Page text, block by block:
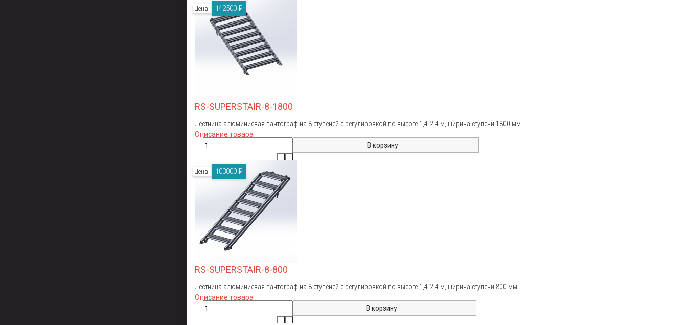
RS-SUPERSTAIR-8-1800
Лестница алюминиевая пантограф на 8 ступеней с регулировкой по высоте 1,4-2,4 м, ширина ступени 1800 мм
Описание товара
Цена: 142500 ₽
RS-SUPERSTAIR-8-800
Лестница алюминиевая пантограф на 8 ступеней с регулировкой по высоте 1,4-2,4 м, ширина ступени 800 мм
Описание товара
Цена: 103000 ₽